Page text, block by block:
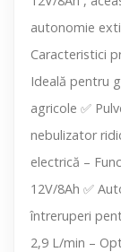
autonomie
Caracteristici
Ideală pentru
agricole ✅
nebulizator
electrică –
12V/8Ah ✅
întreruperi
2,9 L/min –